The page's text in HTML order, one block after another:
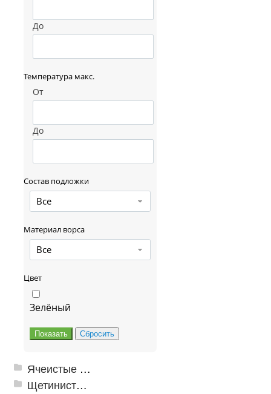
До
Температура макс.
От
До
Состав подложки
Все
Материал ворса
Все
Цвет
Зелёный
Ячеистые грязезащитные покрытия
Щетинистые покрытия